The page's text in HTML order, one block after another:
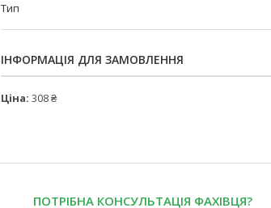
Тип
ІНФОРМАЦІЯ ДЛЯ ЗАМОВЛЕННЯ
Ціна: 308 ₴
ПОТРІБНА КОНСУЛЬТАЦІЯ ФАХІВЦЯ?